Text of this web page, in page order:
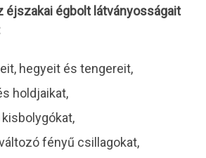
éjszakai égbolt látványosságait
hegyeit és tengereit,
holdjaikat,
fényű csillagokat,